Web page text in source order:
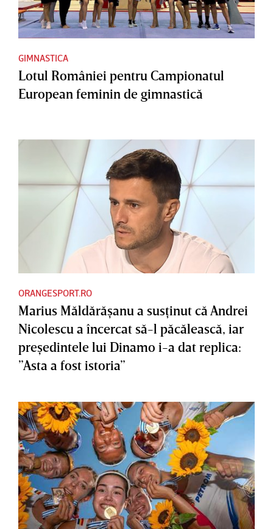
GIMNASTICA
Lotul României pentru Campionatul
European feminin de gimnastică
ORANGESPORT.RO
Marius Măldărăşanu a susţinut că Andrei
Nicolescu a încercat să-l păcălească, iar
preşedintele lui Dinamo i-a dat replica:
”Asta a fost istoria”